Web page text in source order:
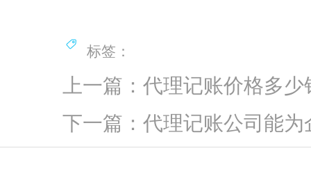
标签：
上一篇：代理记账价格多
下一篇：代理记账公司能